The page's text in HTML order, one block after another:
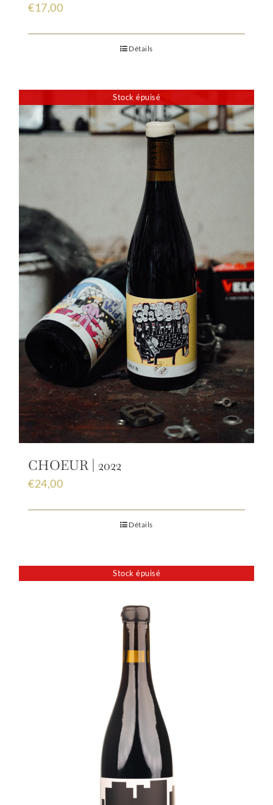
€17,00
Détails
Stock épuisé
CHOEUR | 2022
€24,00
Détails
Stock épuisé